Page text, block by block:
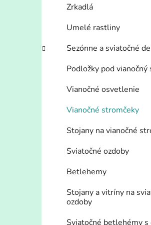
Zrkadlá
Umelé rastliny
Sezónne a sviatočné
Podložky pod
Vianočné osvetlenie
Vianočné stromčeky
Stojany na vianočné
Sviatočné ozdoby
Betlehemy
Stojany a vitríny na
ozdoby
Sviatočné betlehémy s